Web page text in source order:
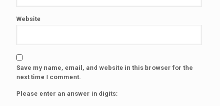
Website
Save my name, email, and website in this browser for the
next time I comment.
Please enter an answer in digits: